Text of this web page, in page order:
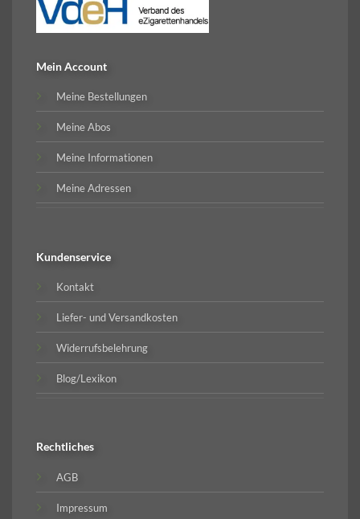
Mein Account
Meine Bestellungen
Meine Abos
Meine Informationen
Meine Adressen
Kundenservice
Kontakt
Liefer- und Versandkosten
Widerrufsbelehrung
Blog/Lexikon
Rechtliches
AGB
Impressum